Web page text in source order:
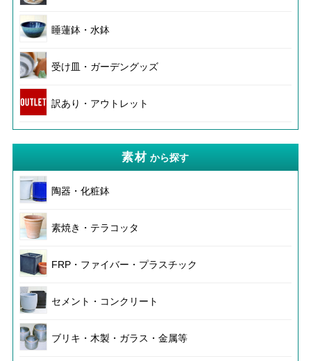
睡蓮鉢・水鉢
受け皿・ガーデングッズ
訳あり・アウトレット
素材 から探す
陶器・化粧鉢
素焼き・テラコッタ
FRP・ファイバー・プラスチック
セメント・コンクリート
ブリキ・木製・ガラス・金属等